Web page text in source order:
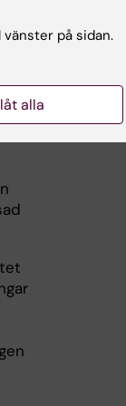
på sidan.
alla